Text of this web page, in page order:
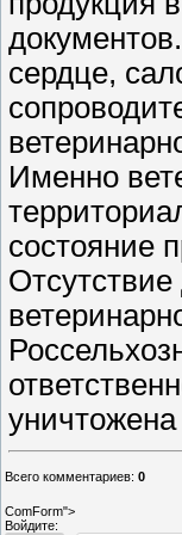
сердце,
Именно
состояние
Всего комментариев: 0
ComForm">
Войдите: